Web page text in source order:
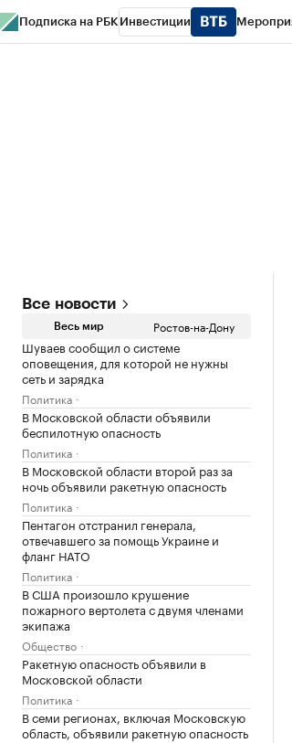
Подписка на РБК Инвестиции
Все новости
Весь мир Ростов-на-Дону
Шуваев сообщил о системе
оповещения, для которой не нужны
сеть и зарядка
Политика
В Московской области объявили
беспилотную опасность
Политика
В Московской области второй раз за
ночь объявили ракетную опасность
Политика
Пентагон отстранил генерала,
отвечавшего за помощь Украине и
фланг НАТО
Политика
В США произошло крушение
пожарного вертолета с двумя членами
экипажа
Общество
Ракетную опасность объявили в
Московской области
Политика
В семи регионах, включая Московскую
область, объявили ракетную опасность